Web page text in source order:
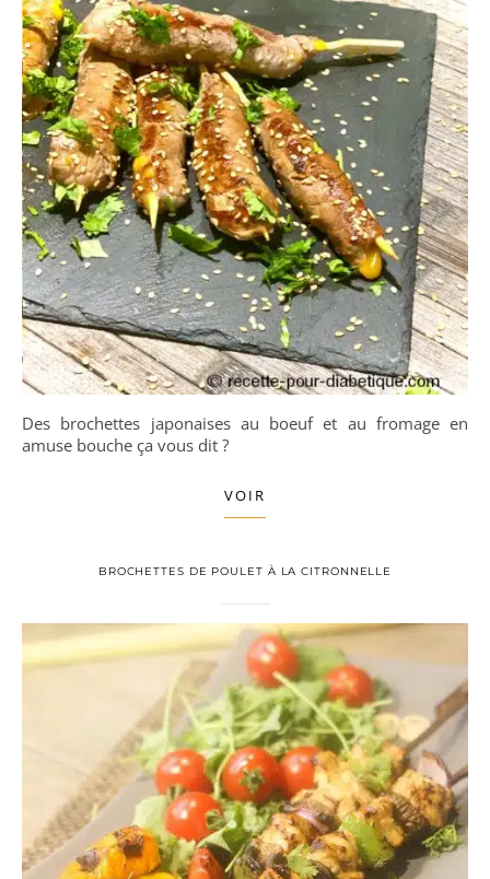
Des brochettes japonaises au boeuf et au fromage en
amuse bouche ça vous dit ?
VOIR
BROCHETTES DE POULET À LA CITRONNELLE